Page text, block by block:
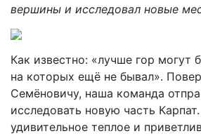
вершины и исследовал новые
Как известно: «лучше гор могут
на которых ещё не бывал».
Семёновичу, наша команда
исследовать новую часть
удивительное теплое и